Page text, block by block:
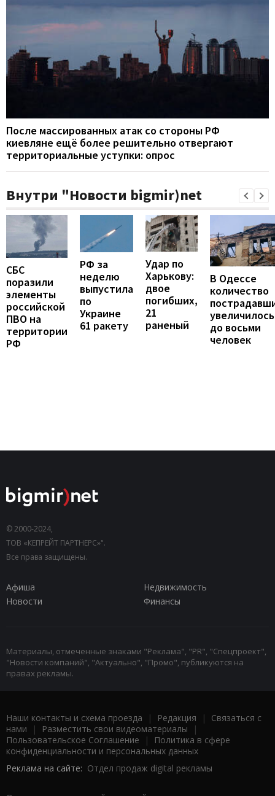
После массированных атак со стороны РФ
киевляне ещё более решительно отвергают
территориальные уступки: опрос
Внутри "Новости bigmir)net
СБС
поразили
элементы
российской
ПВО на
территории
РФ
РФ за
неделю
выпустила
по
Украине
61 ракету
Удар по
Харькову:
двое
погибших,
21
раненый
В Одессе
количество
увеличилось
до восьми
человек
© 2000-2024,
ТОВ «КЕПРЕЙТ ПАРТНЕРС»".
Все права защищены.
Афиша
Недвижимость
Новости
Финансы
Материалы, отмеченные знаками "Реклама", "PR", "Спецпроект",
"Новости компаний", "Актуально", "Промо", публикуются на
правах рекламы.
Наши контакты и схема проезда | Редакция | Связаться с
нами | Разместить свои видеоматериалы |
Пользовательское Соглашение |
Политика в сфере
конфиденциальности и персональных данных
Реклама на сайте: Отдел продаж digital рекламы